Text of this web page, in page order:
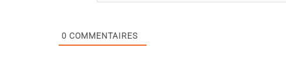
0 COMMENTAIRES